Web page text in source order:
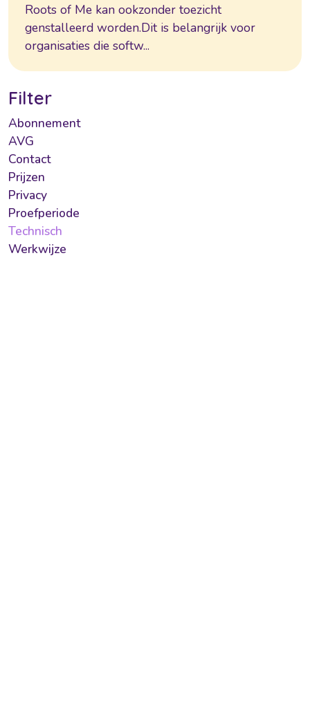
Roots of Me kan ookzonder toezicht
genstalleerd worden.Dit is belangrik voor
organisaties die softw...
Filter
Abonnement
AVG
Contact
Prijzen
Privacy
Proefperiode
Technisch
Werkwijze